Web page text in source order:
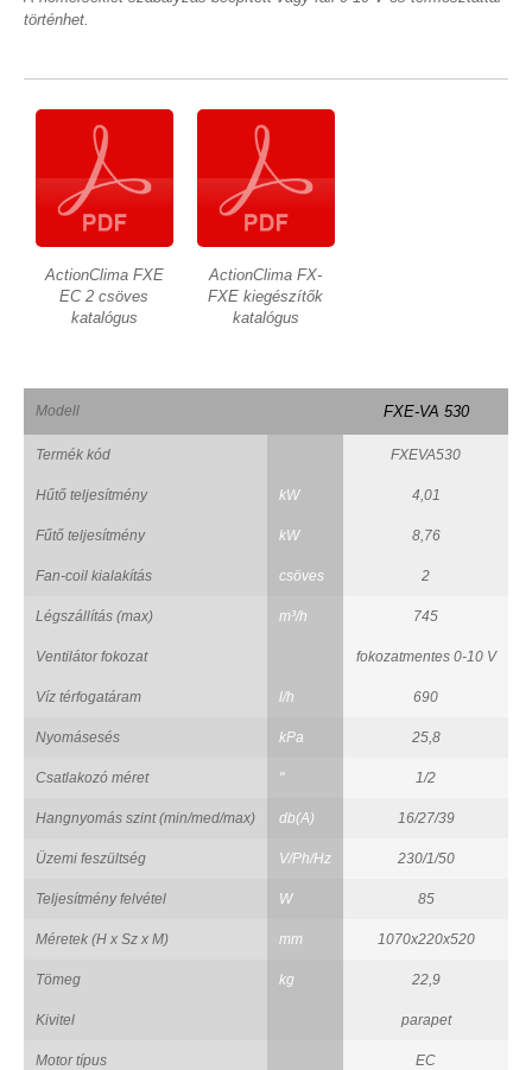
történhet.
ActionClima FXE
EC 2 csöves
katalógus
ActionClima FX-
FXE kiegészítők
katalógus
Modell FXE-VA 530
Termék kód FXEVA530
Hűtő teljesítmény kW 4,01
Fűtő teljesítmény kW 8,76
Fan-coil kialakítás csöves 2
Légszállítás (max) m³/h 745
Ventilátor fokozat fokozatmentes 0-10 V
Víz térfogatáram l/h 690
Nyomásesés kPa 25,8
Csatlakozó méret " 1/2
Hangnyomás szint (min/med/max) db(A) 16/27/39
Üzemi feszültség V/Ph/Hz 230/1/50
Teljesítmény felvétel W 85
Méretek (H x Sz x M) mm 1070x220x520
Tömeg kg 22,9
Kivitel parapet
Motor típus EC